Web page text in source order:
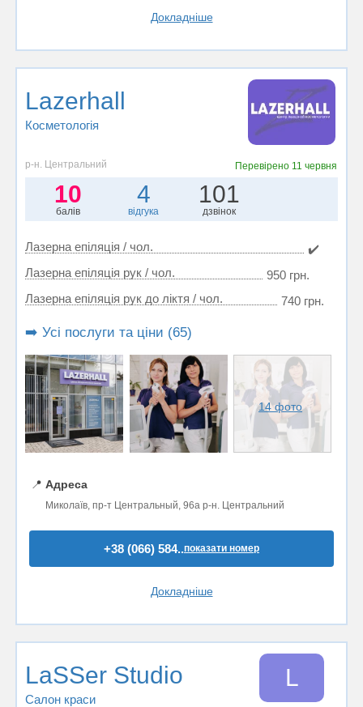
Докладніше
Lazerhall
Косметологія
р-н. Центральний Перевірено 11 червня
10
балів
4
відгука
101
дзвінок
Лазерна епіляція / чол.
✔️
Лазерна епіляція рук / чол.
950 грн.
Лазерна епіляція рук до ліктя / чол.
740 грн.
➡️ Усі послуги та ціни (65)
14 фото
📍 Адреса
Миколаїв, пр-т Центральный, 96а р-н. Центральний
+38 (066) 584..показати номер
Докладніше
LaSSer Studio
Салон краси
L